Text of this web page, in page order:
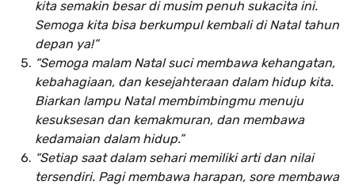
kita semakin besar di musim penuh sukacita ini.
Semoga kita bisa berkumpul kembali di Natal tahun
depan ya!”
“Semoga malam Natal suci membawa kehangatan,
kebahagiaan, dan kesejahteraan dalam hidup kita.
Biarkan lampu Natal membimbingmu menuju
kesuksesan dan kemakmuran, dan membawa
kedamaian dalam hidup.”
“Setiap saat dalam sehari memiliki arti dan nilai
tersendiri. Pagi membawa harapan, sore membawa